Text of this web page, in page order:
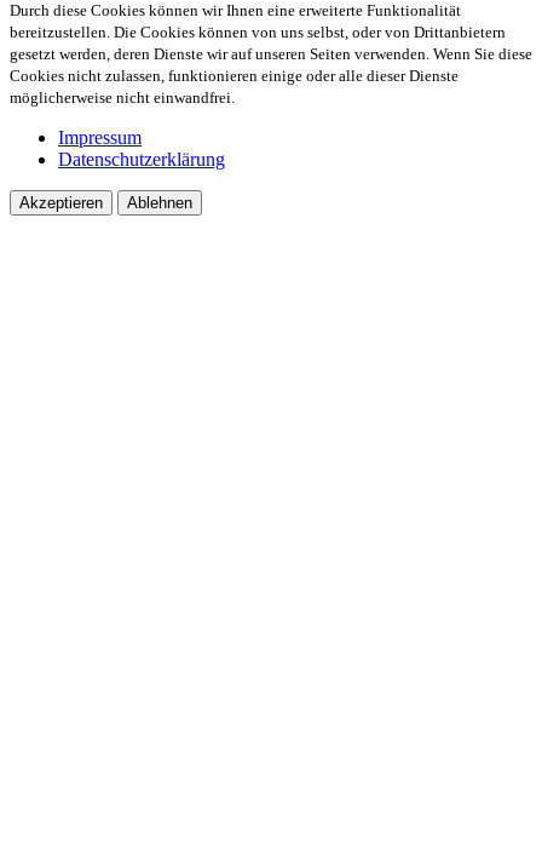
Durch diese Cookies können wir Ihnen eine erweiterte Funktionalität
bereitzustellen. Die Cookies können von uns selbst, oder von Drittanbietern
gesetzt werden, deren Dienste wir auf unseren Seiten verwenden. Wenn Sie diese
Cookies nicht zulassen, funktionieren einige oder alle dieser Dienste
möglicherweise nicht einwandfrei.
Impressum
Datenschutzerklärung
Akzeptieren Ablehnen